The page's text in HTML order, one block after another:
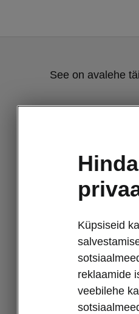
See on avalehe
Küpsiseid
reklaamide
veebilehe